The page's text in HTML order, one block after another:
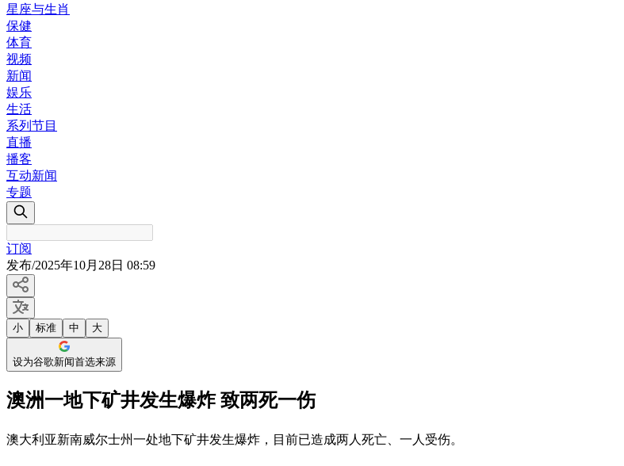
星座与生肖
保健
体育
视频
新闻
娱乐
生活
系列节目
直播
播客
互动新闻
专题
订阅
发布/2025年10月28日 08:59
小 标准 中 大
设为谷歌新闻首选来源
澳洲一地下矿井发生爆炸 致两死一伤
澳大利亚新南威尔士州一处地下矿井发生爆炸，目前已造成两人死亡、一人受伤。